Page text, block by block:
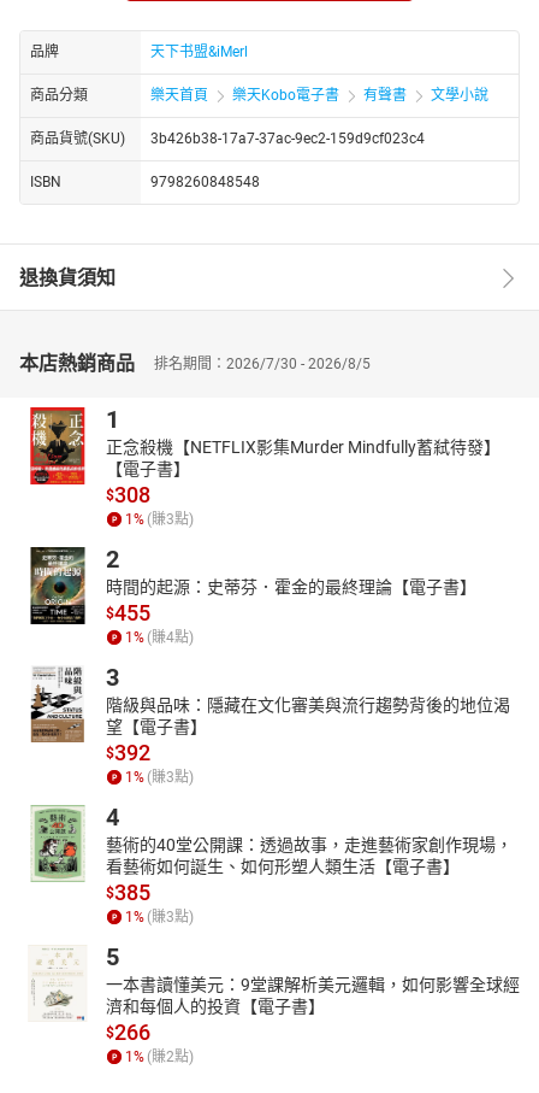
竟是她遙遠時空的老鄉，兩人之間，似乎有著千絲萬縷的聯繫。
在這波詭雲譎的宮廷劇中，文楊一度以為自己只是個配角，用來映
襯李氏的光環，或是成為他人昇遷路上的絆腳石。然而，歷史的巨
輪悄然轉動，四大爺——即日後的雍正皇帝，他的心思與口味，竟偏
得超乎所有人的預料。文楊，這個看似平凡的小妾，正以她獨有的
智慧與堅韌，一步步走入雍正的心田，改寫著屬於自己的命運篇
在這場權力與愛情的遊戲中，文楊將如何運用現代人的智慧，化解
悄然上演。
https://youtube.com/@tianxiagushi?si=ZstiltPoiwO0g4fT
品牌 天下书盟&iMerl
商品分類 樂天首頁 樂天Kobo電子書 有聲書 文學小說
商品貨號(SKU) 3b426b38-17a7-37ac-9ec2-159d9cf023c4
ISBN 9798260848548
退換貨須知
本店熱銷商品 排名期間：2026/7/30 - 2026/8/5
1
正念殺機【NETFLIX影集Murder Mindfully蓄弒待發】
【電子書】
$308
1 % (賺3點)
2
時間的起源：史蒂芬．霍金的最終理論【電子書】
$455
1 % (賺4點)
3
階級與品味：隱藏在文化審美與流行趨勢背後的地位渴
望【電子書】
$392
1 % (賺3點)
4
藝術的40堂公開課：透過故事，走進藝術家創作現場，
看藝術如何誕生、如何形塑人類生活【電子書】
$385
1 % (賺3點)
5
一本書讀懂美元：9堂課解析美元邏輯，如何影響全球經
濟和每個人的投資【電子書】
$266
1 % (賺2點)